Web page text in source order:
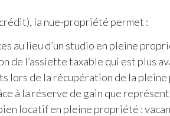
la nue-propriété permet :
au lieu d’un studio en pleine
de l’assiette taxable qui est plus
lors de la récupération de la
à la réserve de gain que
locatif en pleine propriété :